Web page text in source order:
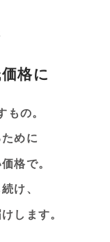
格に
の。
めに
格で。
け、
します。